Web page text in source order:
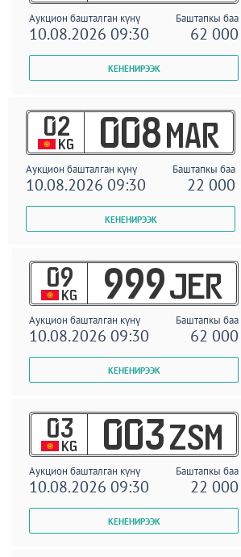
Аукцион башталган күнү Баштапкы баа
10.08.2026 09:30 62 000
02
KG 008 MAR
Аукцион башталган күнү Баштапкы баа
10.08.2026 09:30 22 000
09
KG 999 JER
Аукцион башталган күнү Баштапкы баа
10.08.2026 09:30 62 000
03
KG 003 ZSM
Аукцион башталган күнү Баштапкы баа
10.08.2026 09:30 22 000